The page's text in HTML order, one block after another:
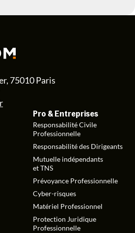
75010 Paris
Pro & Entreprises
Responsabilité Civile
Professionnelle
Responsabilité des Dirigeants
Mutuelle indépendants
et TNS
Prévoyance Professionnelle
Cyber-risques
Matériel Professionnel
Protection Juridique
Professionnelle